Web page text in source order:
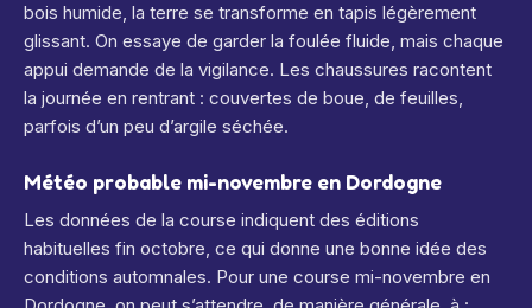
bois humide, la terre se transforme en tapis légèrement
glissant. On essaye de garder la foulée fluide, mais chaque
appui demande de la vigilance. Les chaussures racontent
la journée en rentrant : couvertes de boue, de feuilles,
parfois d’un peu d’argile séchée.
Météo probable mi-novembre en Dordogne
Les données de la course indiquent des éditions
habituelles fin octobre, ce qui donne une bonne idée des
conditions automnales. Pour une course mi-novembre en